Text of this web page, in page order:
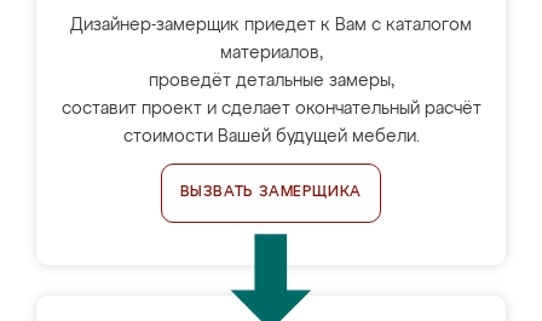
Дизайнер-замерщик приедет к Вам с каталогом
материалов,
проведёт детальные замеры,
составит проект и сделает окончательный расчёт
стоимости Вашей будущей мебели.
ВЫЗВАТЬ ЗАМЕРЩИКА